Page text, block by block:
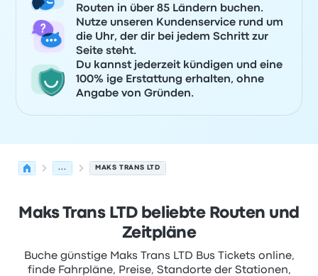
Routen in über 85 Ländern buchen.
Nutze unseren Kundenservice rund um
die Uhr, der dir bei jedem Schritt zur
Seite steht.
Du kannst jederzeit kündigen und eine
100% ige Erstattung erhalten, ohne
Angabe von Gründen.
... MAKS TRANS LTD
Maks Trans LTD beliebte Routen und
Zeitpläne
Buche günstige Maks Trans LTD Bus Tickets online,
finde Fahrpläne, Preise, Standorte der Stationen,